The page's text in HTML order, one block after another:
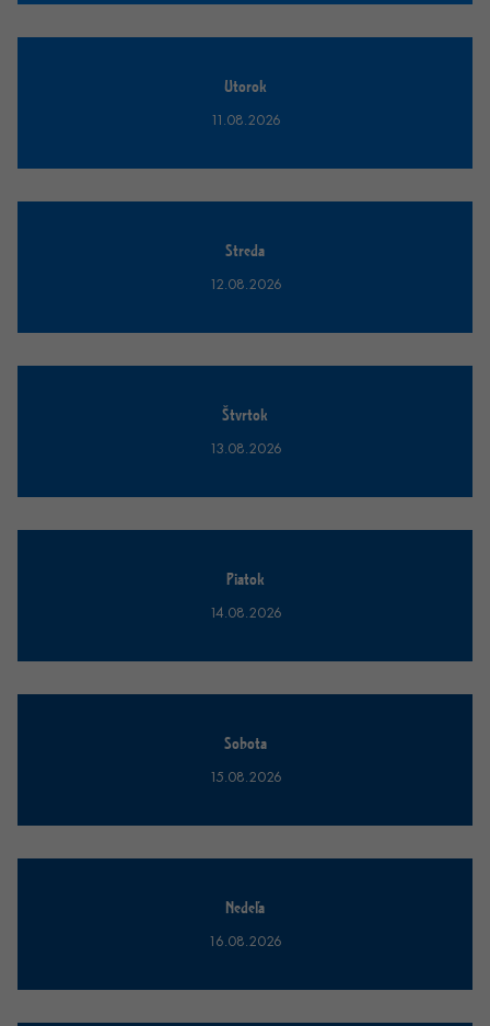
Utorok
11.08.2026
Streda
12.08.2026
Štvrtok
13.08.2026
Piatok
14.08.2026
Sobota
15.08.2026
Nedeľa
16.08.2026